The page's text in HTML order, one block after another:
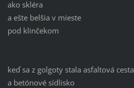
ako skléra
a ešte belšia v mieste
pod klinčekom
keď sa z golgoty stala asfaltová cesta
a betónové sídlisko